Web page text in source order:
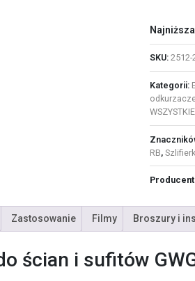
SKU: 2512-
Kategorii:
RB,
Zastosowanie Filmy Broszury i
ścian i sufitów